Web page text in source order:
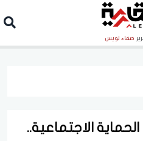
صفاء لويس
الاجتماعية..